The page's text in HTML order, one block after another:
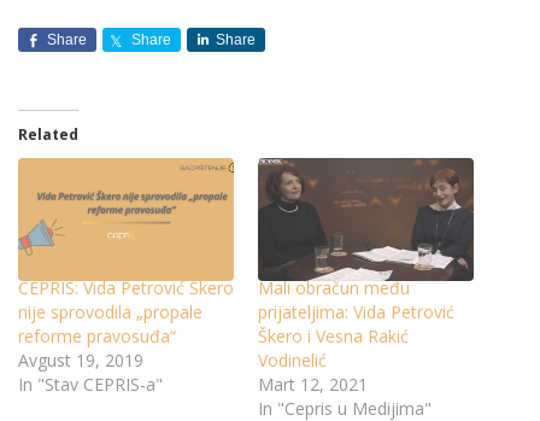
Share Share Share
Related
CEPRIS: Vida Petrović Škero
nije sprovodila „propale
reforme pravosuđa“
Avgust 19, 2019
In "Stav CEPRIS-a"
Mali obračun među
prijateljima: Vida Petrović
Škero i Vesna Rakić
Vodinelić
Mart 12, 2021
In "Cepris u Medijima"